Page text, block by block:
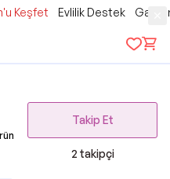
Keşfet Evlilik Destek
Takip Et
2 takipçi